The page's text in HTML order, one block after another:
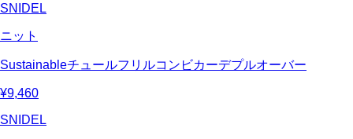
SNIDEL
ニット
Sustainableチュールフリルコンビカーデプルオーバー
¥9,460
SNIDEL